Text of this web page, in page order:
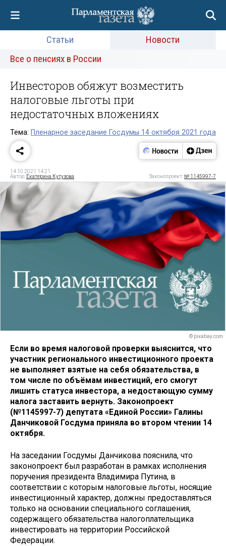
Статьи
Новости
Все о пенсиях в России
Инвесторов обяжут возместить
налоговые льготы при
недостаточных вложениях
Тема: Пленарное заседание Госдумы 14 октября 2021 года
14.10.2021 14:21
Автор: Екатерина Кутузова Законопроект: № 1145997-7
© pixabay.com
Если во время налоговой проверки выяснится, что
участник регионального инвестиционного проекта
не выполняет взятые на себя обязательства, в
том числе по объёмам инвестиций, его смогут
лишить статуса инвестора, а недостающую сумму
налога заставить вернуть. Законопроект
(№1145997-7) депутата «Единой России» Галины
Данчиковой Госдума приняла во втором чтении 14
октября.
На заседании Госдумы Данчикова пояснила, что
законопроект был разработан в рамках исполнения
поручения президента Владимира Путина, в
соответствии с которым налоговые льготы, носящие
инвестиционный характер, должны предоставляться
только на основании специального соглашения,
содержащего обязательства налогоплательщика
инвестировать на территории Российской
Федерации.